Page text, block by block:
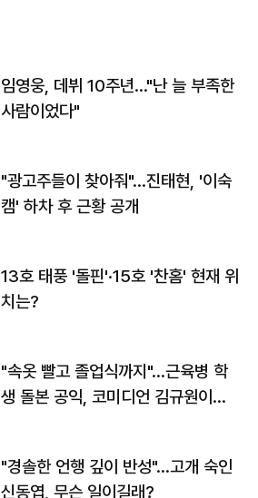
임영웅, 데뷔 10주년…"난 늘 부족한
사람이었다"
"광고주들이 찾아줘"…진태현, '이숙
캠' 하차 후 근황 공개
13호 태풍 '돌핀'·15호 '찬홈' 현재 위
치는?
"속옷 빨고 졸업식까지"…근육병 학
생 돌본 공익, 코미디언 김규원이었
"경솔한 언행 깊이 반성"…고개 숙인
신동엽, 무슨 일이길래?